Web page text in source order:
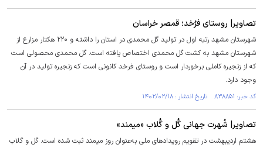
تصاویر| روستای فرُخد؛ قمصر خراسان
شهرستان مشهد رتبه اول در تولید گل محمدی در استان را داشته و ۲۲۰ هکتار مزارع از
شهرستان مشهد به کشت گل محمدی اختصاص یافته است. گل محمدی محصولی است
که از زنجیره کاملی برخوردار است و روستای فرخد کانونی است که زنجیره تولید در آن
وجود دارد.
کد خبر: ۸۳۸۸۵۱ تاریخ انتشار : ۱۴۰۲/۰۲/۱۸
تصاویر| شُهرت جهانی گُل و گُلاب «میمند»
هشتم اردیبهشت در تقویم رویداد‌های ملی به‌عنوان روز میمند ثبت شده است. گل و گلاب